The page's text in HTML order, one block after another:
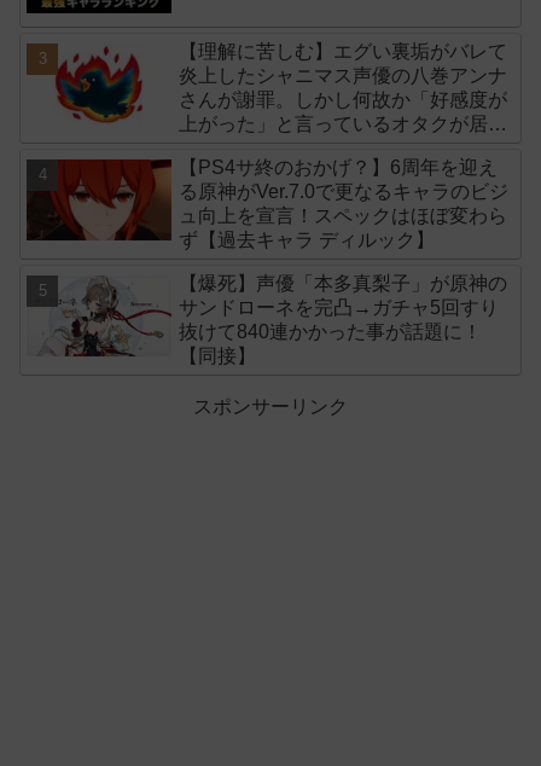
【理解に苦しむ】エグい裏垢がバレて
炎上したシャニマス声優の八巻アンナ
さんが謝罪。しかし何故か「好感度が
上がった」と言っているオタクが居る
【PS4サ終のおかげ？】6周年を迎え
る原神がVer.7.0で更なるキャラのビジ
ュ向上を宣言！スペックはほぼ変わら
ず【過去キャラ ディルック】
【爆死】声優「本多真梨子」が原神の
サンドローネを完凸→ガチャ5回すり
抜けて840連かかった事が話題に！
【同接】
スポンサーリンク